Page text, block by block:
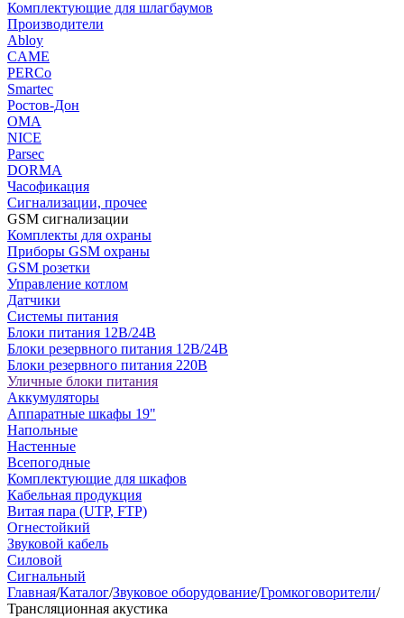
Комплектующие для шлагбаумов
Производители
Abloy
CAME
PERCo
Smartec
Ростов-Дон
ОМА
NICE
Parsec
DORMA
Часофикация
Сигнализации, прочее
GSM сигнализации
Комплекты для охраны
Приборы GSM охраны
GSM розетки
Управление котлом
Датчики
Системы питания
Блоки питания 12В/24В
Блоки резервного питания 12В/24В
Блоки резервного питания 220В
Уличные блоки питания
Аккумуляторы
Аппаратные шкафы 19"
Напольные
Настенные
Всепогодные
Комплектующие для шкафов
Кабельная продукция
Витая пара (UTP, FTP)
Огнестойкий
Звуковой кабель
Силовой
Сигнальный
Главная/Каталог/Звуковое оборудование/Громкоговорители/
Трансляционная акустика